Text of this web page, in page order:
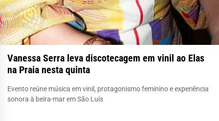
Vanessa Serra leva discotecagem em vinil ao Elas
na Praia nesta quinta
Evento reúne música em vinil, protagonismo feminino e experiência
sonora à beira-mar em São Luís